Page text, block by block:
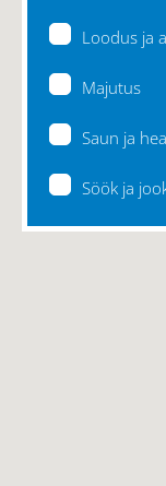
Loodus ja
Majutus
Saun ja
Söök ja